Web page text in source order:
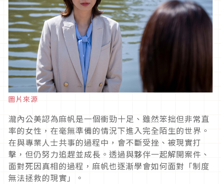
圖片來源
瀧內公美認為麻帆是一個衝勁十足、雖然笨拙但非常直
率的女性，在毫無準備的情況下進入完全陌生的世界。
在與專業人士共事的過程中，會不斷受挫、被現實打
擊，但仍努力追趕並成長。透過與夥伴一起解開案件、
面對死因真相的過程，麻帆也逐漸學會如何面對「制度
無法拯救的現實」。